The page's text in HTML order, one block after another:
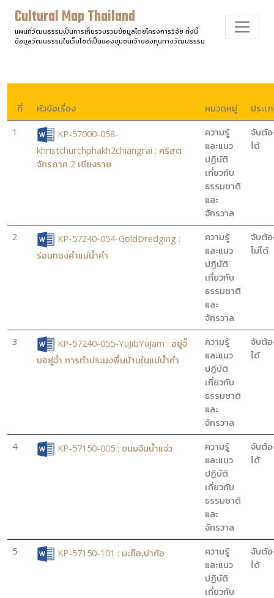
Cultural Map Thailand
แผนที่วัฒนธรรมเป็นการเก็บรวบรวมข้อมูลโดยโครงการวิจัย ทั้งนี้
ข้อมูลวัฒนธรรมในเว็บไซต์เป็นของชุมชนเจ้าของทุนทางวัฒนธรรม
ที่ หัวข้อเรื่อง หมวดหมู่
ประเ
1
KP-57000-058-
khristchurchphakh2chiangrai : คริสต
จักรภาค 2 เชียงราย
ความรู้
และแนว
ปฏิบัติ
เกี่ยวกับ
ธรรมชาติ
และ
จักรวาล
จับต้
ได้
2
KP-57240-054-GoldDredging :
ร่อนทองคำแม่น้ำคำ
ความรู้
และแนว
ปฏิบัติ
เกี่ยวกับ
ธรรมชาติ
และ
จักรวาล
จับต้
ไม่ได้
3
KP-57240-055-YuJibYuJam : อยู่จิ๊
บอยู่จ๋ำ การทำประมงพื้นบ้านในแม่น้ำคำ
ความรู้
และแนว
ปฏิบัติ
เกี่ยวกับ
ธรรมชาติ
และ
จักรวาล
จับต้
ได้
4 KP-57150-005 : ขนมจีนน้ำแจ่ว
ความรู้
และแนว
ปฏิบัติ
เกี่ยวกับ
ธรรมชาติ
และ
จักรวาล
จับต้
ได้
5 KP-57150-101 : มะก๊อ,บ่าก้อ
ความรู้
และแนว
ปฏิบัติ
เกี่ยวกับ
จับต้
ได้